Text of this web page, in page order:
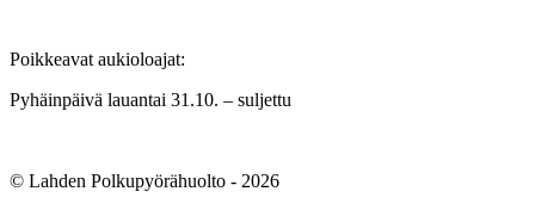
Poikkeavat aukioloajat:
Pyhäinpäivä lauantai 31.10. – suljettu
© Lahden Polkupyörähuolto - 2026